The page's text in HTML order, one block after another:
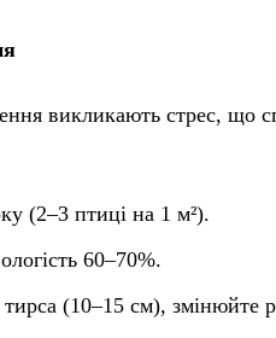
викликають стрес, що
(2–3 птиці на 1 м²).
60–70%.
(10–15 см), змінюйте